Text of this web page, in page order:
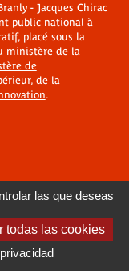
- Jacques Chirac
public national à
placé sous la
ministère de la
de
de la
.
las que deseas
todas las cookies